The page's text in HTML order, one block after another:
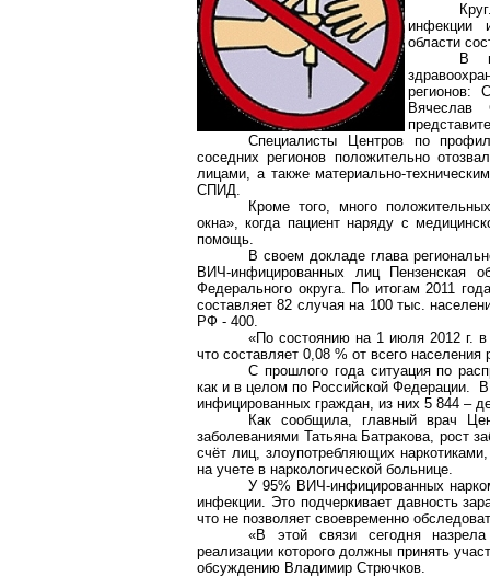
инфекции
области
В
регионов:
Вячеслав
Специалисты Центров по
соседних регионов положительно
лицами, а также материально-
СПИД.
Кроме того, много
окна», когда пациент наряду с
помощь.
В своем докладе глава
ВИЧ-инфицированных лиц Пензенская
Федерального округа. По итогам 2011
составляет 82 случая на 100 тыс.
РФ - 400.
«По состоянию на 1 июля 2012 г.
что составляет 0,08 % от всего
С прошлого года ситуация по
как и в целом по Российской Федерации.
инфицированных граждан, из них 5 844 –
Как сообщила, главный врач
заболеваниями Татьяна Батракова, рост
счёт лиц, злоупотребляющих
на учете в наркологической больнице.
У 95% ВИЧ-инфицированных
инфекции. Это подчеркивает давность
что не позволяет своевременно
«В этой связи сегодня назрела
реализации которого должны принять
обсуждению Владимир Стрючков.